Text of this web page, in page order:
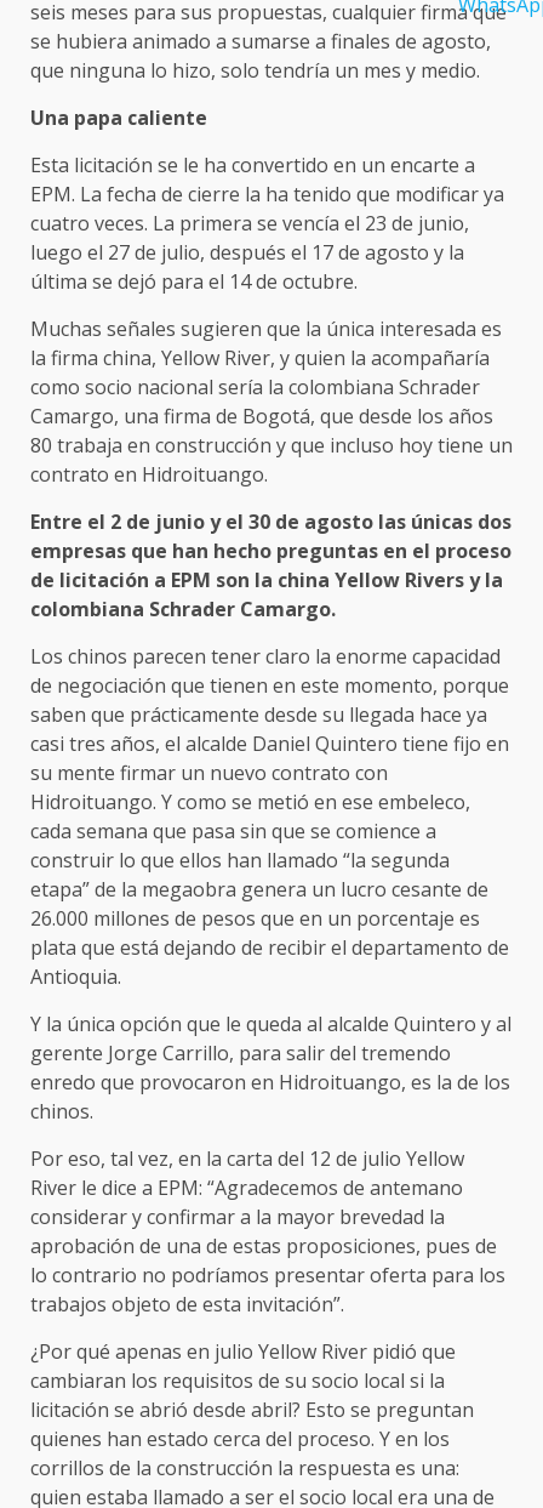
seis meses para sus propuestas, cualquier firma que
se hubiera animado a sumarse a finales de agosto,
que ninguna lo hizo, solo tendría un mes y medio.
Una papa caliente
Esta licitación se le ha convertido en un encarte a
EPM. La fecha de cierre la ha tenido que modificar ya
cuatro veces. La primera se vencía el 23 de junio,
luego el 27 de julio, después el 17 de agosto y la
última se dejó para el 14 de octubre.
Muchas señales sugieren que la única interesada es
la firma china, Yellow River, y quien la acompañaría
como socio nacional sería la colombiana Schrader
Camargo, una firma de Bogotá, que desde los años
80 trabaja en construcción y que incluso hoy tiene un
contrato en Hidroituango.
Entre el 2 de junio y el 30 de agosto las únicas dos
empresas que han hecho preguntas en el proceso
de licitación a EPM son la china Yellow Rivers y la
colombiana Schrader Camargo.
Los chinos parecen tener claro la enorme capacidad
de negociación que tienen en este momento, porque
saben que prácticamente desde su llegada hace ya
casi tres años, el alcalde Daniel Quintero tiene fijo en
su mente firmar un nuevo contrato con
Hidroituango. Y como se metió en ese embeleco,
cada semana que pasa sin que se comience a
construir lo que ellos han llamado “la segunda
etapa” de la megaobra genera un lucro cesante de
26.000 millones de pesos que en un porcentaje es
plata que está dejando de recibir el departamento de
Antioquia.
Y la única opción que le queda al alcalde Quintero y al
gerente Jorge Carrillo, para salir del tremendo
enredo que provocaron en Hidroituango, es la de los
chinos.
Por eso, tal vez, en la carta del 12 de julio Yellow
River le dice a EPM: “Agradecemos de antemano
considerar y confirmar a la mayor brevedad la
aprobación de una de estas proposiciones, pues de
lo contrario no podríamos presentar oferta para los
trabajos objeto de esta invitación”.
¿Por qué apenas en julio Yellow River pidió que
cambiaran los requisitos de su socio local si la
licitación se abrió desde abril? Esto se preguntan
quienes han estado cerca del proceso. Y en los
corrillos de la construcción la respuesta es una:
quien estaba llamado a ser el socio local era una de